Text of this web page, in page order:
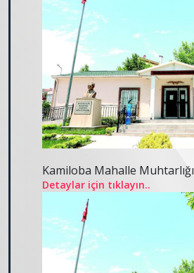
Kamiloba Mahalle Muhtarlığı
Detaylar için tıklayın..